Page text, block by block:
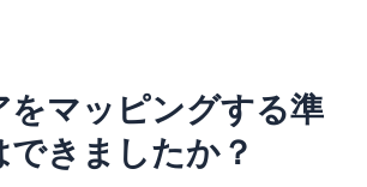
をマッピングする準
できましたか？